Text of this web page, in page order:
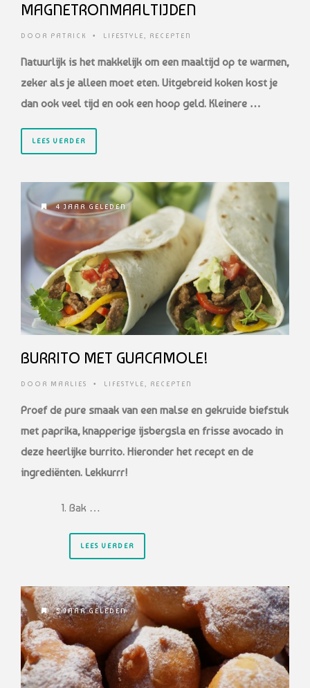
MAGNETRONMAALTIJDEN
DOOR PATRICK • LIFESTYLE, RECEPTEN
Natuurlijk is het makkelijk om een maaltijd op te warmen,
zeker als je alleen moet eten. Uitgebreid koken kost je
dan ook veel tijd en ook een hoop geld. Kleinere …
LEES VERDER
4 JAAR GELEDEN
BURRITO MET GUACAMOLE!
DOOR MARLIES • LIFESTYLE, RECEPTEN
Proef de pure smaak van een malse en gekruide biefstuk
met paprika, knapperige ijsbergsla en frisse avocado in
deze heerlijke burrito. Hieronder het recept en de
ingrediënten. Lekkurrr!
Bak …
LEES VERDER
5 JAAR GELEDEN